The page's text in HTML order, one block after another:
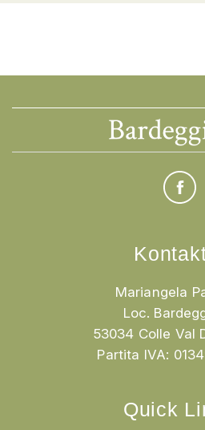
Mariangela
Loc.
53034 Colle Val
Partita IVA:
Quick